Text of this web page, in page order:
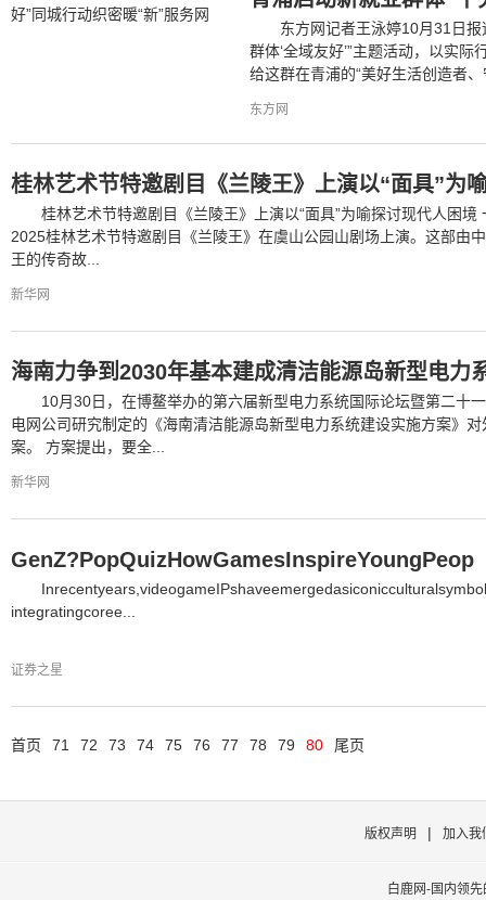
东方网记者王泳婷10月31日报
群体‘全域友好’”主题活动，以实
给这群在青浦的“美好生活创造者
东方网
桂林艺术节特邀剧目《兰陵王》上演以“面具”为
桂林艺术节特邀剧目《兰陵王》上演以“面具”为喻探讨现代人困
2025桂林艺术节特邀剧目《兰陵王》在虞山公园山剧场上演。这部由
王的传奇故...
新华网
海南力争到2030年基本建成清洁能源岛新型电力
10月30日，在博鳌举办的第六届新型电力系统国际论坛暨第二十
电网公司研究制定的《海南清洁能源岛新型电力系统建设实施方案》
案。 方案提出，要全...
新华网
GenZ?PopQuizHowGamesInspireYoungPeop
integratingcoree...
证券之星
首页 71 72 73 74 75 76 77 78 79 80 尾页
版权声明 | 加入我
白鹿网-国内领